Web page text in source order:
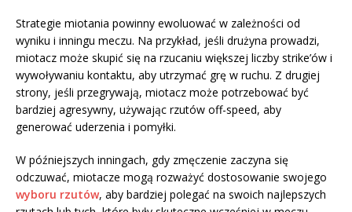
Strategie miotania powinny ewoluować w zależności od
wyniku i inningu meczu. Na przykład, jeśli drużyna prowadzi,
miotacz może skupić się na rzucaniu większej liczby strike’ów i
wywoływaniu kontaktu, aby utrzymać grę w ruchu. Z drugiej
strony, jeśli przegrywają, miotacz może potrzebować być
bardziej agresywny, używając rzutów off-speed, aby
generować uderzenia i pomyłki.
W późniejszych inningach, gdy zmęczenie zaczyna się
odczuwać, miotacze mogą rozważyć dostosowanie swojego
wyboru rzutów, aby bardziej polegać na swoich najlepszych